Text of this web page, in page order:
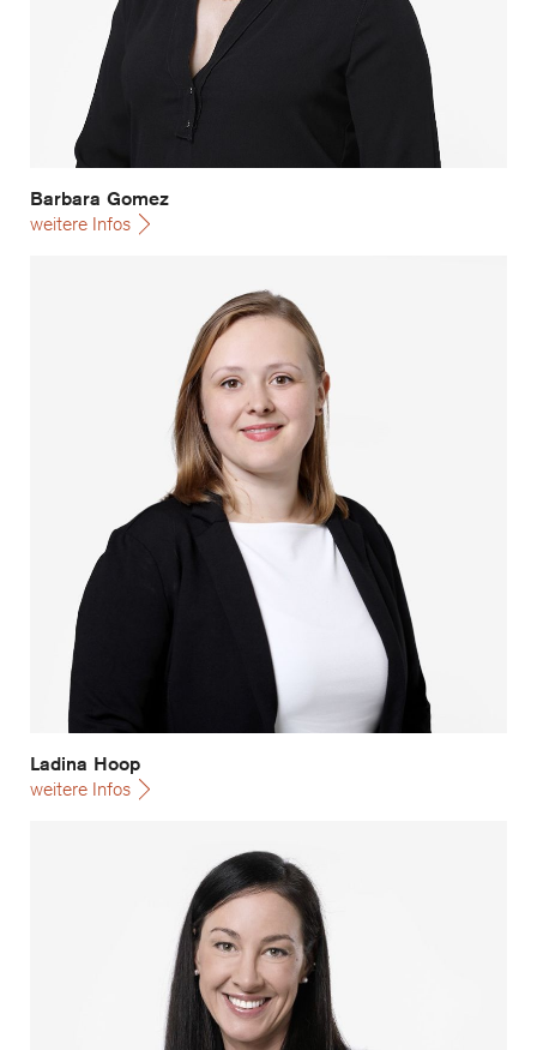
Barbara Gomez
weitere Infos
Ladina Hoop
weitere Infos